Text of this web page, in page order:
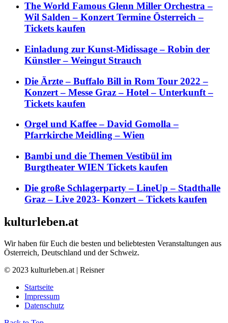
The World Famous Glenn Miller Orchestra –
Wil Salden – Konzert Termine Österreich –
Tickets kaufen
Einladung zur Kunst-Midissage – Robin der
Künstler – Weingut Strauch
Die Ärzte – Buffalo Bill in Rom Tour 2022 –
Konzert – Messe Graz – Hotel – Unterkunft –
Tickets kaufen
Orgel und Kaffee – David Gomolla –
Pfarrkirche Meidling – Wien
Bambi und die Themen Vestibül im
Burgtheater WIEN Tickets kaufen
Die große Schlagerparty – LineUp – Stadthalle
Graz – Live 2023- Konzert – Tickets kaufen
kulturleben.at
Wir haben für Euch die besten und beliebtesten Veranstaltungen aus
Österreich, Deutschland und der Schweiz.
© 2023 kulturleben.at | Reisner
Startseite
Impressum
Datenschutz